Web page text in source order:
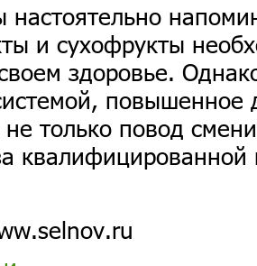
настоятельно
и сухофрукты
здоровье.
повышенное
не только повод